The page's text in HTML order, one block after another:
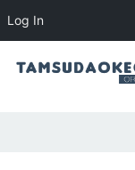
Log In